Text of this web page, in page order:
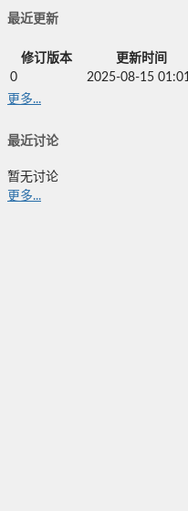
最近更新
修订版本 更新时间
0
2025-08-15 01:01
更多...
最近讨论
暂无讨论
更多...